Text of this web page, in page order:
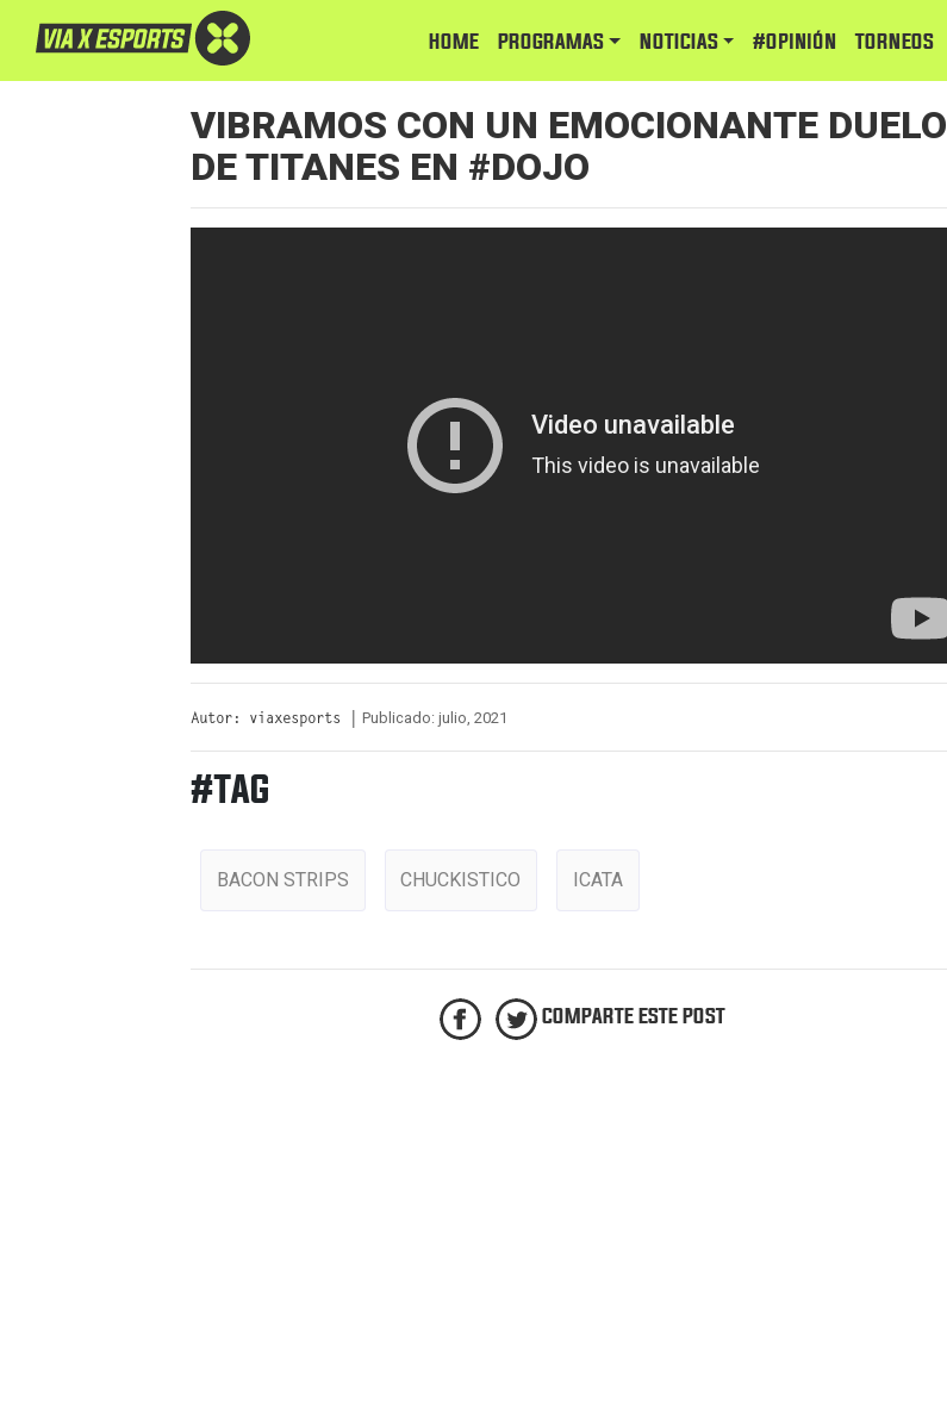
HOME PROGRAMAS NOTICIAS #Opinión TORNEOS
VIBRAMOS CON UN EMOCIONANTE DUELO
DE TITANES EN #DOJO
Autor: viaxesports | Publicado: julio, 2021
#TAG
BACON STRIPS CHUCKISTICO ICATA
COMPARTE ESTE POST